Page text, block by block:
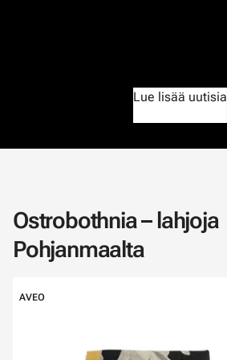
Lue lisää uutisia
Ostrobothnia – lahjoja
Pohjanmaalta
AVEO